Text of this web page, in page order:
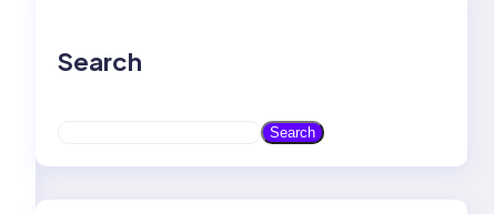
Search
Search